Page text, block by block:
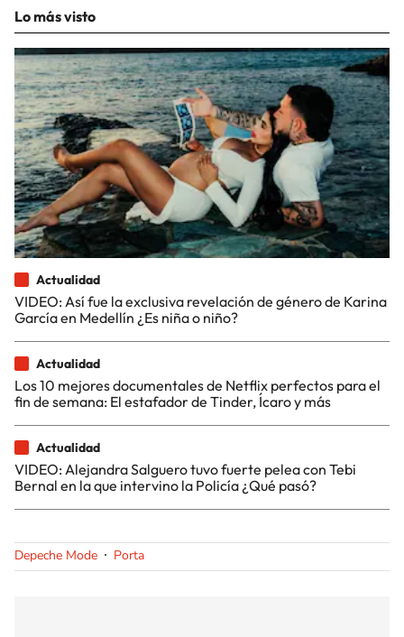
Lo más visto
Actualidad
VIDEO: Así fue la exclusiva revelación de género de Karina
García en Medellín ¿Es niña o niño?
Actualidad
Los 10 mejores documentales de Netflix perfectos para el
fin de semana: El estafador de Tinder, Ícaro y más
Actualidad
VIDEO: Alejandra Salguero tuvo fuerte pelea con Tebi
Bernal en la que intervino la Policía ¿Qué pasó?
Depeche Mode Porta